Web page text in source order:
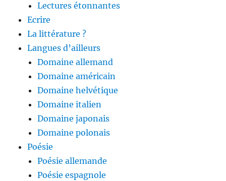
Lectures étonnantes
Ecrire
La littérature ?
Langues d’ailleurs
Domaine allemand
Domaine américain
Domaine helvétique
Domaine italien
Domaine japonais
Domaine polonais
Poésie
Poésie allemande
Poésie espagnole